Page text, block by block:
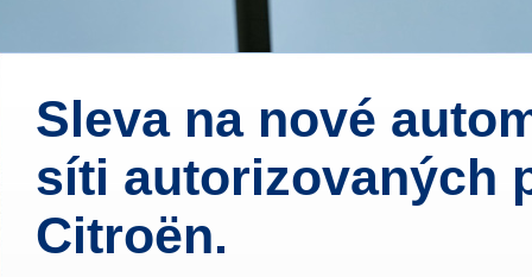
Sleva na nové
síti autorizovaných
Citroën.